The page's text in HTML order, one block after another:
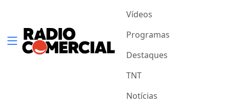
Vídeos
Programas
Destaques
TNT
Notícias